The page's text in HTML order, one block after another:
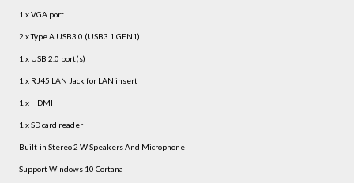
1 x VGA port
2 x Type A USB3.0 (USB3.1 GEN1)
1 x USB 2.0 port(s)
1 x RJ45 LAN Jack for LAN insert
1 x HDMI
1 x SD card reader
Built-in Stereo 2 W Speakers And Microphone
Support Windows 10 Cortana